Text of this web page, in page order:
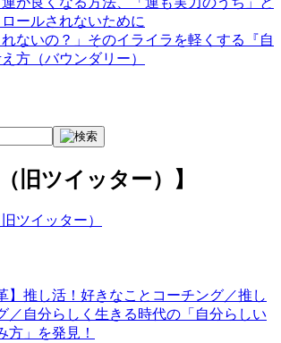
ールされないために
れないの？」そのイライラを軽くする『自
方（バウンダリー）
旧ツイッター）】
ツイッター）
】推し活！好きなことコーチング／推し
／自分らしく生きる時代の「自分らしい
方」を発見！